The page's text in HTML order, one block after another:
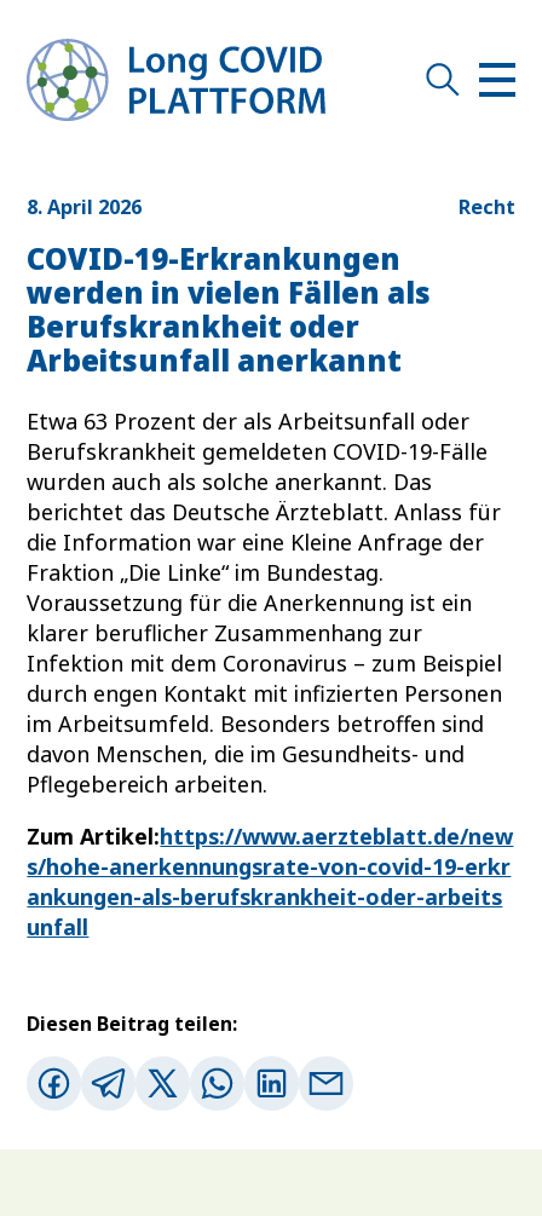
8. April 2026 Recht
COVID-19-Erkrankungen
werden in vielen Fällen als
Berufskrankheit oder
Arbeitsunfall anerkannt
Etwa 63 Prozent der als Arbeitsunfall oder
Berufskrankheit gemeldeten COVID-19-Fälle
wurden auch als solche anerkannt. Das
berichtet das Deutsche Ärzteblatt. Anlass für
die Information war eine Kleine Anfrage der
Fraktion „Die Linke“ im Bundestag.
Voraussetzung für die Anerkennung ist ein
klarer beruflicher Zusammenhang zur
Infektion mit dem Coronavirus – zum Beispiel
durch engen Kontakt mit infizierten Personen
im Arbeitsumfeld. Besonders betroffen sind
davon Menschen, die im Gesundheits- und
Pflegebereich arbeiten.
Zum Artikel:https://www.aerzteblatt.de/new
s/hohe-anerkennungsrate-von-covid-19-erkr
ankungen-als-berufskrankheit-oder-arbeits
unfall
Diesen Beitrag teilen: